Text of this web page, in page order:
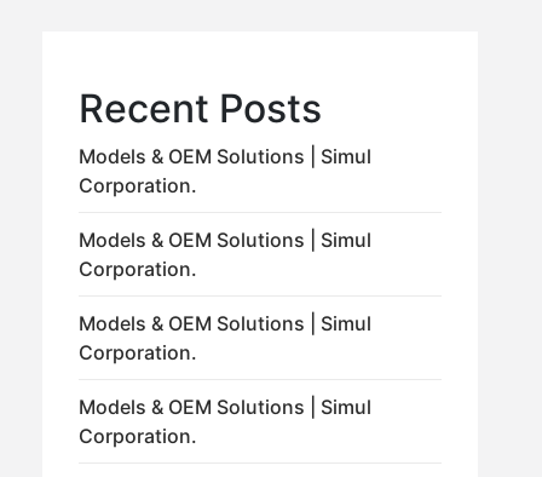
Recent Posts
Models & OEM Solutions | Simul
Corporation.
Models & OEM Solutions | Simul
Corporation.
Models & OEM Solutions | Simul
Corporation.
Models & OEM Solutions | Simul
Corporation.